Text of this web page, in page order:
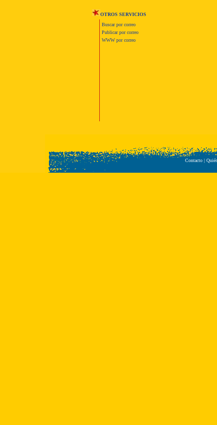
OTROS SERVICIOS
Buscar por correo
Publicar por correo
WWW por correo
Contacto|